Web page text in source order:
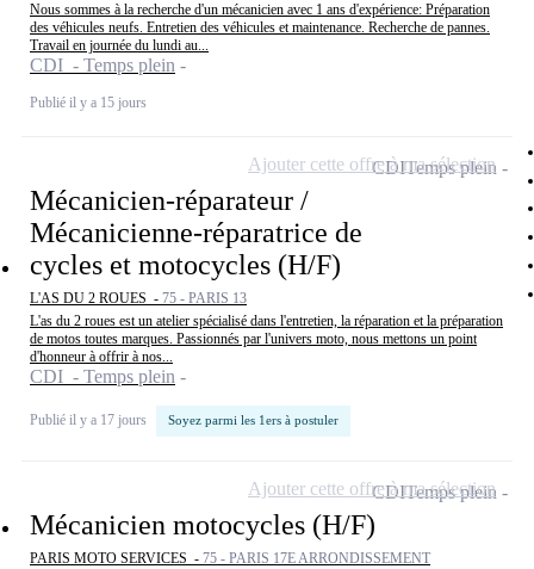
Nous sommes à la recherche d'un mécanicien avec 1 ans d'expérience: Préparation
des véhicules neufs. Entretien des véhicules et maintenance. Recherche de pannes.
Travail en journée du lundi au...
CDI - Temps plein
Publié il y a 15 jours
Mécanicien-réparateur /
Mécanicienne-réparatrice de
cycles et motocycles (H/F)
L'AS DU 2 ROUES - 75 - PARIS 13
L'as du 2 roues est un atelier spécialisé dans l'entretien, la réparation et la préparation
de motos toutes marques. Passionnés par l'univers moto, nous mettons un point
d'honneur à offrir à nos...
CDI - Temps plein
Publié il y a 17 jours Soyez parmi les 1ers à postuler
CDITemps plein
Ajouter cette offre à ma sélection
Mécanicien motocycles (H/F)
PARIS MOTO SERVICES - 75 - PARIS 17E ARRONDISSEMENT
CDITemps plein
Ajouter cette offre à ma sélection